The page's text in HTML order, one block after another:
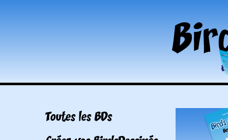
Toutes les BDs